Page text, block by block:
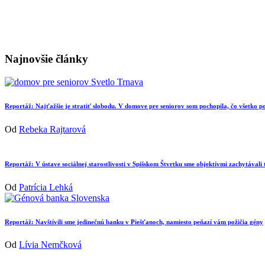
Najnovšie články
Reportáž: Najťažšie je stratiť slobodu. V domove pre seniorov som pochopila, čo všetko
Od Rebeka Rajtarová
Reportáž: V ústave sociálnej starostlivosti v Spišskom Štvrtku sme objektívmi zachytávali
Od Patrícia Lehká
Reportáž: Navštívili sme jedinečnú banku v Piešťanoch, namiesto peňazí vám požičia gény
Od Lívia Nemčková